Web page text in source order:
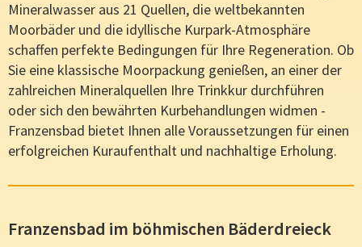
Mineralwasser aus 21 Quellen, die weltbekannten
Moorbäder und die idyllische Kurpark-Atmosphäre
schaffen perfekte Bedingungen für Ihre Regeneration. Ob
Sie eine klassische Moorpackung genießen, an einer der
zahlreichen Mineralquellen Ihre Trinkkur durchführen
oder sich den bewährten Kurbehandlungen widmen -
Franzensbad bietet Ihnen alle Voraussetzungen für einen
erfolgreichen Kuraufenthalt und nachhaltige Erholung.
Franzensbad im böhmischen Bäderdreieck